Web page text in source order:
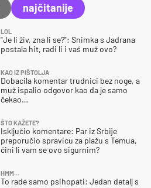
najčitanije
LOL
"Je li živ, zna li se?": Snimka s Jadrana
postala hit, radi li i vaš muž ovo?
KAO IZ PIŠTOLJA
Dobacila komentar trudnici bez noge, a
muž ispalio odgovor kao da je samo
čekao…
ŠTO KAŽETE?
Isključio komentare: Par iz Srbije
preporučio spravicu za plažu s Temua,
čini li vam se ovo sigurnim?
HMM…
To rade samo psihopati: Jedan detalj s